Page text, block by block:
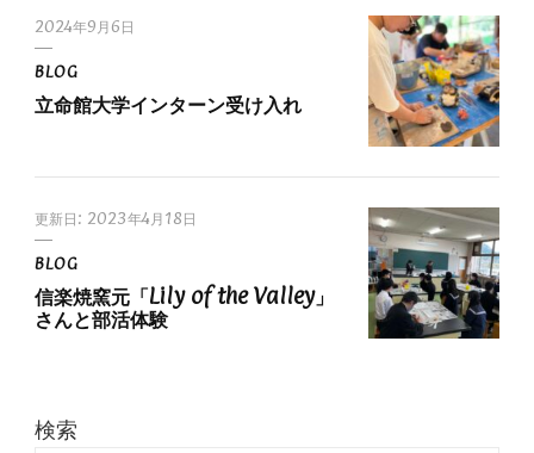
2024年9月6日
BLOG
立命館大学インターン受け入れ
更新日: 2023年4月18日
BLOG
信楽焼窯元「Lily of the Valley」
さんと部活体験
検索